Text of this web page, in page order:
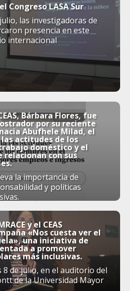
Congreso LASA Sur
las investigadoras de
presencia en este
internacional
Bárbara Flores, fue
por su reciente
Abufhele Milad, el
actitudes de los
doméstico y el
con sus
la importancia de
y políticas
y el CEAS
«Nos cuesta ver el
una iniciativa de
a promover
más inclusivas.
8 de julio, en el auditorio del
de la Universidad Mayor